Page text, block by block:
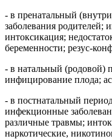
- в пренатальный
заболевания родителей;
интоксикация;
беременности; резус-
- в натальный (родовой)
инфицирование плода;
- в постнатальный
инфекционные
различные травмы;
наркотические,